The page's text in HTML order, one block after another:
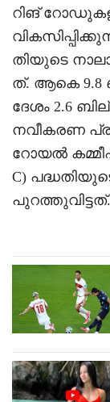
റിങ്
തിയുടെ
ത്. ആകെ 9.8
ദേശം 2.6
നവീകരണ
റോയൽ
C)
പുറത്തുവിട്ടത്.